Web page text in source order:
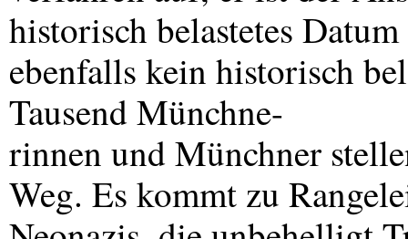
historisch belastetes
ebenfalls kein historisch
Tausend Münchne-
rinnen und Münchner
Weg. Es kommt zu